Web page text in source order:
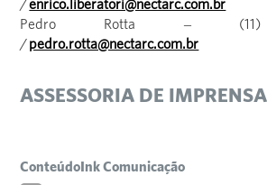
/enrico.liberatori@nectarc.com.br
Pedro Rotta – (11)
/pedro.rotta@nectarc.com.br
ASSESSORIA DE
ConteúdoInk Comunicação